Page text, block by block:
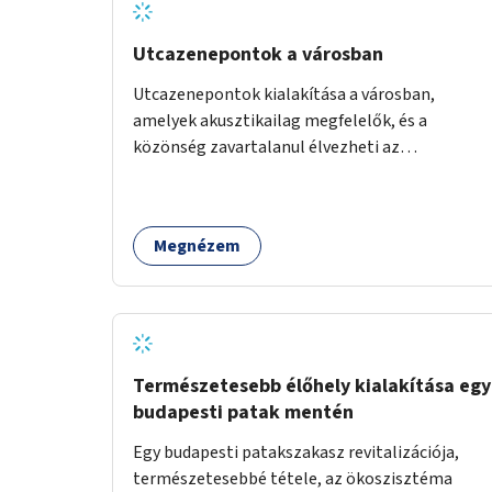
Utcazenepontok a városban
Utcazenepontok kialakítása a városban,
amelyek akusztikailag megfelelők, és a
közönség zavartalanul élvezheti az
Megnézem
Természetesebb élőhely kialakítása egy
budapesti patak mentén
Egy budapesti patakszakasz revitalizációja,
természetesebbé tétele, az ökoszisztéma